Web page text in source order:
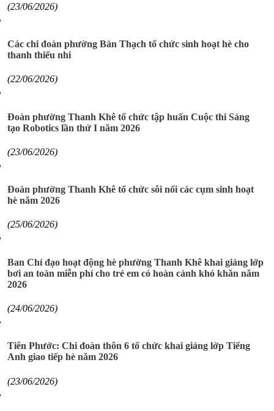
(23/06/2026)
Các chi đoàn phường Bàn Thạch tổ chức sinh hoạt hè cho
thanh thiếu nhi
(22/06/2026)
Đoàn phường Thanh Khê tổ chức tập huấn Cuộc thi Sáng
tạo Robotics lần thứ I năm 2026
(23/06/2026)
Đoàn phường Thanh Khê tổ chức sôi nổi các cụm sinh hoạt
hè năm 2026
(25/06/2026)
Ban Chỉ đạo hoạt động hè phường Thanh Khê khai giảng lớp
bơi an toàn miễn phí cho trẻ em có hoàn cảnh khó khăn năm
2026
(24/06/2026)
Tiên Phước: Chi đoàn thôn 6 tổ chức khai giảng lớp Tiếng
Anh giao tiếp hè năm 2026
(23/06/2026)